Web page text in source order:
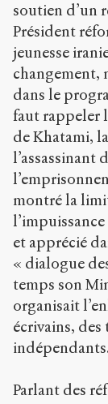
soutien d’un
Président
jeunesse
changement,
dans le
faut rappeler
de Khatami,
l’assassinant
montré la
et apprécié
« dialogue
temps son
organisait
écrivains,
Parlant des